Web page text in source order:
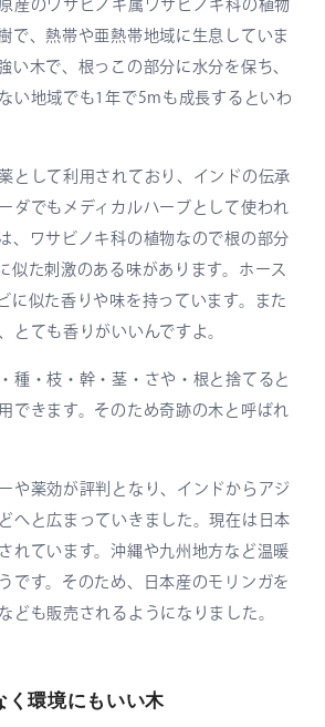
産のワサビノキ属ワサビノキ科の植物
で、熱帯や亜熱帯地域に生息していま
い木で、根っこの部分に水分を保ち、
い地域でも1年で5mも成長するといわ
として利用されており、インドの伝承
ダでもメディカルハーブとして使われ
、ワサビノキ科の植物なので根の部分
似た刺激のある味があります。ホース
に似た香りや味を持っています。また
とても香りがいいんですよ。
種・枝・幹・茎・さや・根と捨てると
できます。そのため奇跡の木と呼ばれ
や薬効が評判となり、インドからアジ
へと広まっていきました。現在は日本
れています。沖縄や九州地方など温暖
です。そのため、日本産のモリンガを
ども販売されるようになりました。
く環境にもいい木